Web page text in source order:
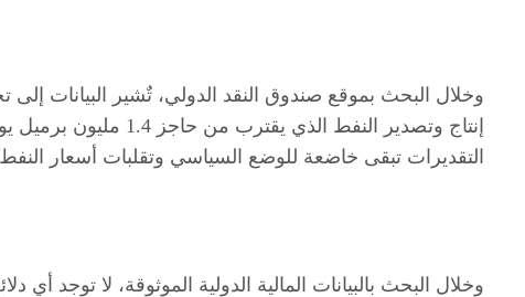
التقديرات تبقى خاضعة للوضع السياسي وتقلبات أسعار النفط